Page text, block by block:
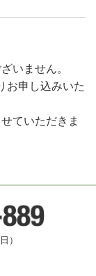
いません。
お申し込みいた
ていただきま
）